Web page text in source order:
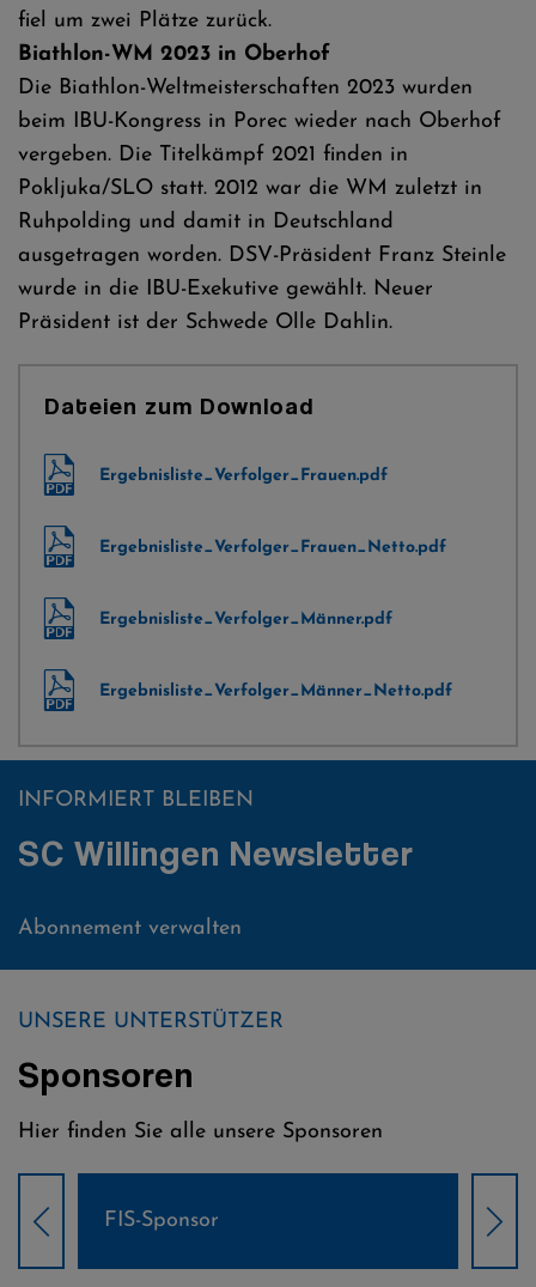
fiel um zwei Plätze zurück.
Biathlon-WM 2023 in Oberhof
Die Biathlon-Weltmeisterschaften 2023 wurden
beim IBU-Kongress in Porec wieder nach Oberhof
vergeben. Die Titelkämpf 2021 finden in
Pokljuka/SLO statt. 2012 war die WM zuletzt in
Ruhpolding und damit in Deutschland
ausgetragen worden. DSV-Präsident Franz Steinle
wurde in die IBU-Exekutive gewählt. Neuer
Präsident ist der Schwede Olle Dahlin.
Dateien zum Download
Ergebnisliste_Verfolger_Frauen.pdf
Ergebnisliste_Verfolger_Frauen_Netto.pdf
Ergebnisliste_Verfolger_Männer.pdf
Ergebnisliste_Verfolger_Männer_Netto.pdf
INFORMIERT BLEIBEN
SC Willingen Newsletter
Abonnement verwalten
UNSERE UNTERSTÜTZER
Sponsoren
Hier finden Sie alle unsere Sponsoren
Weltcup-Sponsoren Damen